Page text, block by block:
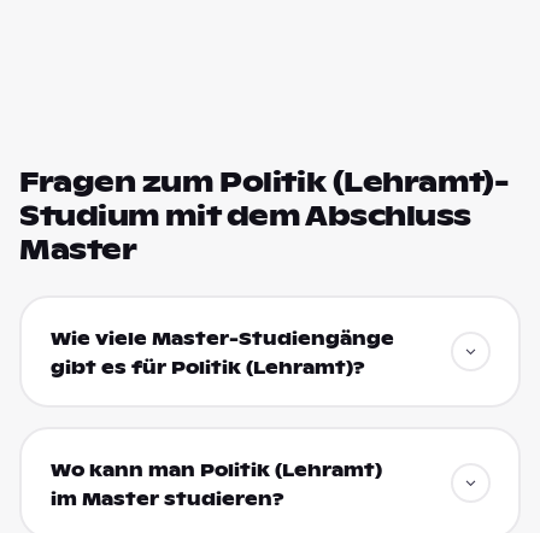
Fragen zum Politik (Lehramt)-
Studium mit dem Abschluss
Master
Wie viele Master-Studiengänge
gibt es für Politik (Lehramt)?
Wo kann man Politik (Lehramt)
im Master studieren?